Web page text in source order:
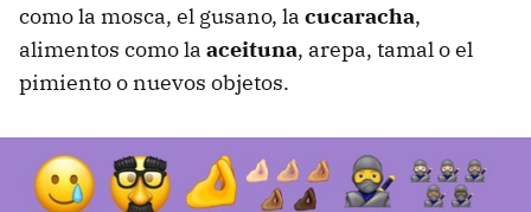
como la mosca, el gusano, la cucaracha,
alimentos como la aceituna, arepa, tamal o el
pimiento o nuevos objetos.